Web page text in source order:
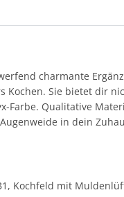
charmante
Kochen. Sie bietet dir
Farbe. Qualitative
in dein
Kochfeld mit